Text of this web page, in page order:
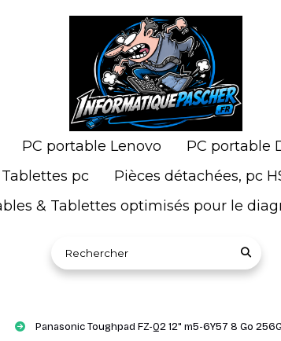
PC portable Lenovo PC portable
pc
Pièces détachées, pc
& Tablettes optimisés pour le
Panasonic Toughpad FZ-Q2 12" m5-6Y57 8 Go